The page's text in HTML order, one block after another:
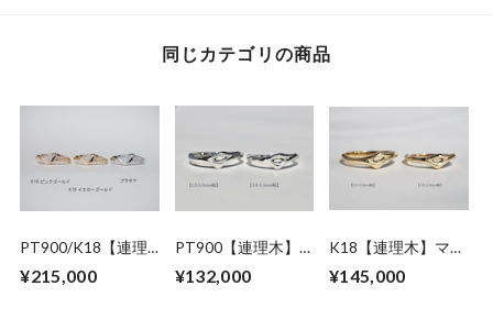
同じカテゴリの商品
PT900/K18【連理
ング
¥215,000
PT900【連理木】
¥132,000
K18【連理木】マリ
¥145,000